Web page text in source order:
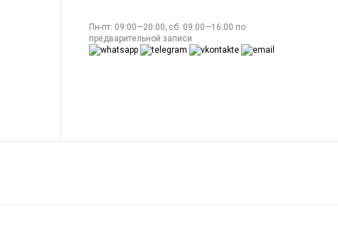
Пн-пт: 09:00—20:00; сб: 09:00—16:00 по
предварительной записи